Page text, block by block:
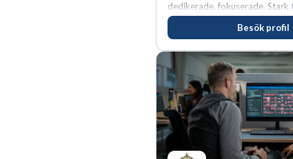
dedikerade, fokuserade. Stark
vinnarinstinkt och
för idrottens egenskaper.
Besök profil